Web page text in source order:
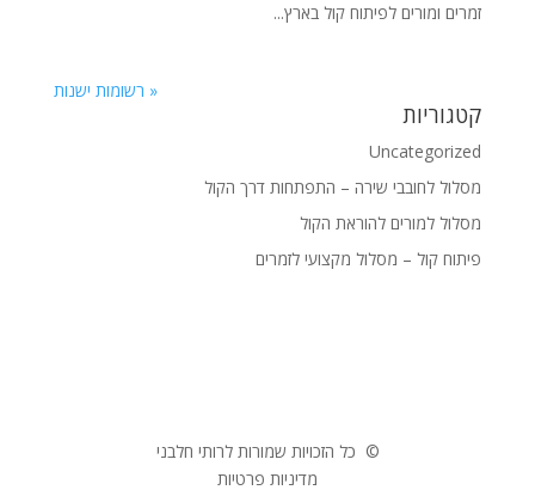
זמרים ומורים לפיתוח קול בארץ...
« רשומות ישנות
קטגוריות
Uncategorized
מסלול לחובבי שירה – התפתחות דרך הקול
מסלול למורים להוראת הקול
פיתוח קול – מסלול מקצועי לזמרים
© כל הזכויות שמורות לרותי חלבני
מדיניות פרטיות